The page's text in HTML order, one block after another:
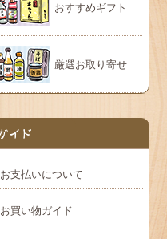
おすすめギフト
厳選お取り寄せ
お支払いについて
お買い物ガイド